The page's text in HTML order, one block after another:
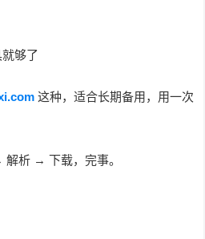
够了
这种，适合长期备用，用一次
析 → 下载，完事。